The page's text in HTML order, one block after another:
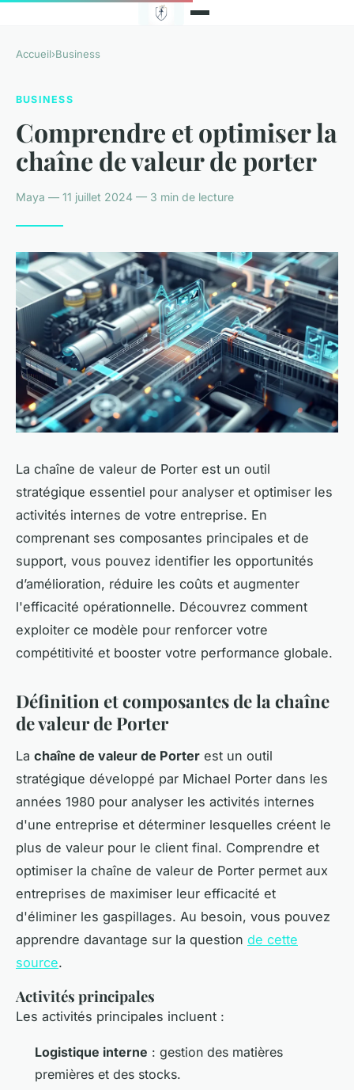
Accueil›Business
BUSINESS
Comprendre et optimiser la
chaîne de valeur de porter
Maya — 11 juillet 2024 — 3 min de lecture
La chaîne de valeur de Porter est un outil
stratégique essentiel pour analyser et optimiser les
activités internes de votre entreprise. En
comprenant ses composantes principales et de
support, vous pouvez identifier les opportunités
d’amélioration, réduire les coûts et augmenter
l'efficacité opérationnelle. Découvrez comment
exploiter ce modèle pour renforcer votre
compétitivité et booster votre performance globale.
Définition et composantes de la chaîne
de valeur de Porter
La chaîne de valeur de Porter est un outil
stratégique développé par Michael Porter dans les
années 1980 pour analyser les activités internes
d'une entreprise et déterminer lesquelles créent le
plus de valeur pour le client final. Comprendre et
optimiser la chaîne de valeur de Porter permet aux
entreprises de maximiser leur efficacité et
d'éliminer les gaspillages. Au besoin, vous pouvez
apprendre davantage sur la question de cette
source.
Activités principales
Les activités principales incluent :
Logistique interne : gestion des matières
premières et des stocks.